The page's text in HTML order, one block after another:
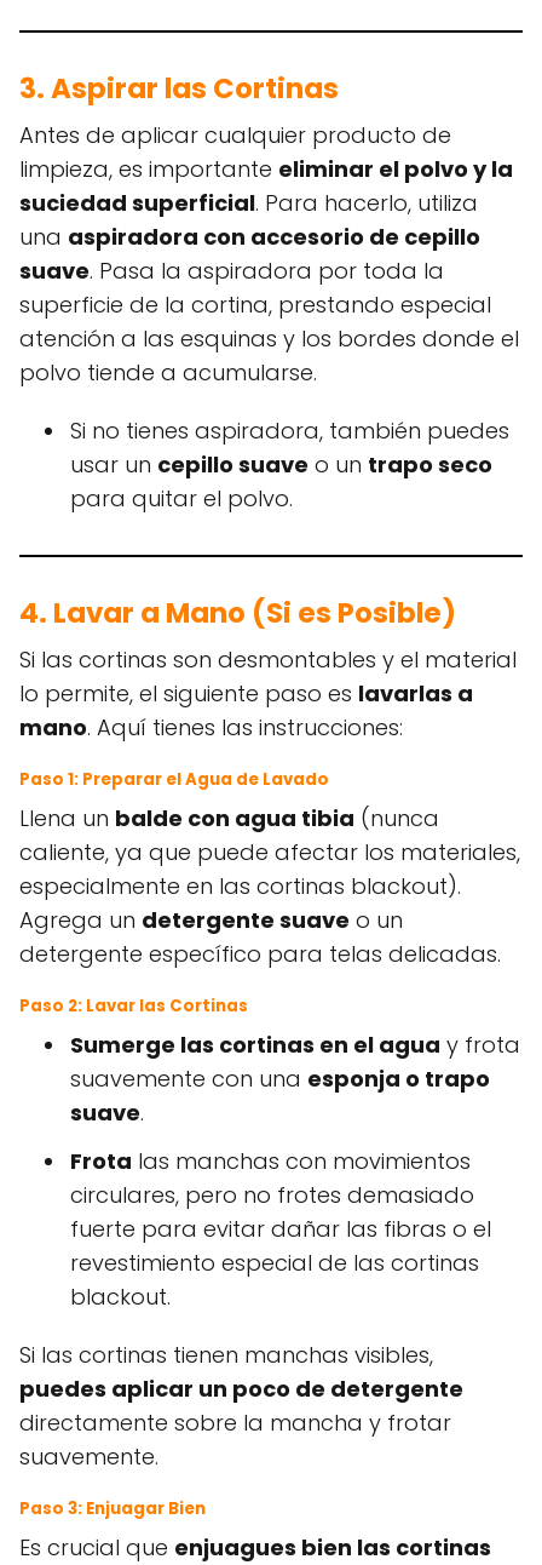
3. Aspirar las Cortinas
Antes de aplicar cualquier producto de
limpieza, es importante eliminar el polvo y la
suciedad superficial. Para hacerlo, utiliza
una aspiradora con accesorio de cepillo
suave. Pasa la aspiradora por toda la
superficie de la cortina, prestando especial
atención a las esquinas y los bordes donde el
polvo tiende a acumularse.
Si no tienes aspiradora, también puedes
usar un cepillo suave o un trapo seco
para quitar el polvo.
4. Lavar a Mano (Si es Posible)
Si las cortinas son desmontables y el material
lo permite, el siguiente paso es lavarlas a
mano. Aquí tienes las instrucciones:
Paso 1: Preparar el Agua de Lavado
Llena un balde con agua tibia (nunca
caliente, ya que puede afectar los materiales,
especialmente en las cortinas blackout).
Agrega un detergente suave o un
detergente específico para telas delicadas.
Paso 2: Lavar las Cortinas
Sumerge las cortinas en el agua y frota
suavemente con una esponja o trapo
suave.
Frota las manchas con movimientos
circulares, pero no frotes demasiado
fuerte para evitar dañar las fibras o el
revestimiento especial de las cortinas
blackout.
Si las cortinas tienen manchas visibles,
puedes aplicar un poco de detergente
directamente sobre la mancha y frotar
suavemente.
Paso 3: Enjuagar Bien
Es crucial que enjuagues bien las cortinas